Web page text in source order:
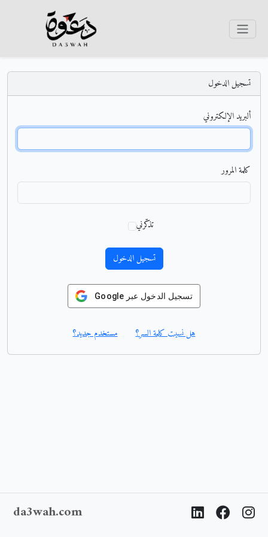
تسجيل الدخول
ألبريد الإلكتروني
كلمة المرور
تذكّرني
تسجيل الدخول
تسجيل الدخول عبر Google
هل نسيت كلمة السر؟ مستخدم جديد؟
da3wah.com